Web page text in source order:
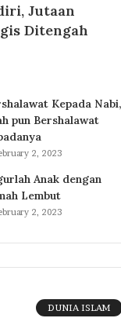
Jutaan
Ditengah
Kepada Nabi,
pun Bershalawat
2, 2023
Anak dengan
Lembut
2, 2023
DUNIA ISLAM